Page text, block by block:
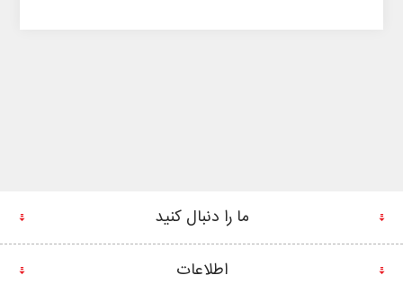
ما را دنبال کنید
اطلاعات